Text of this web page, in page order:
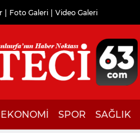
Foto Galeri Video Galeri
EKONOMİ SPOR SAĞLIK